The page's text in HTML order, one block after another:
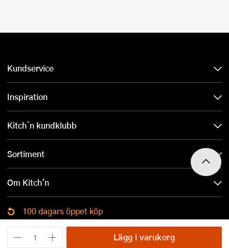
Lägg i varukorg
Kundservice
Inspiration
Kitch´n kundklubb
Sortiment
Om Kitch'n
100 dagars öppet köp
Ladda ned Kitch´n-appen